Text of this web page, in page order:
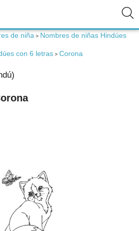
de niña > Nombres de niñas Hindúes
con 6 letras > Corona